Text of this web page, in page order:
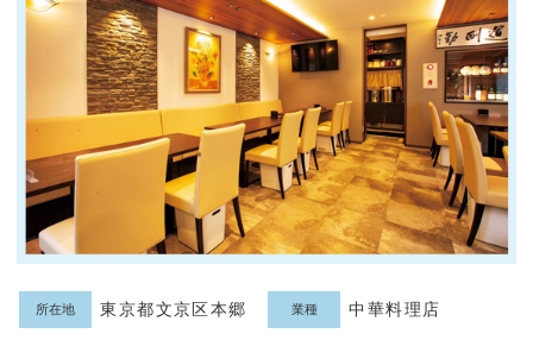
所在地 東京都文京区本郷 業種 中華料理店